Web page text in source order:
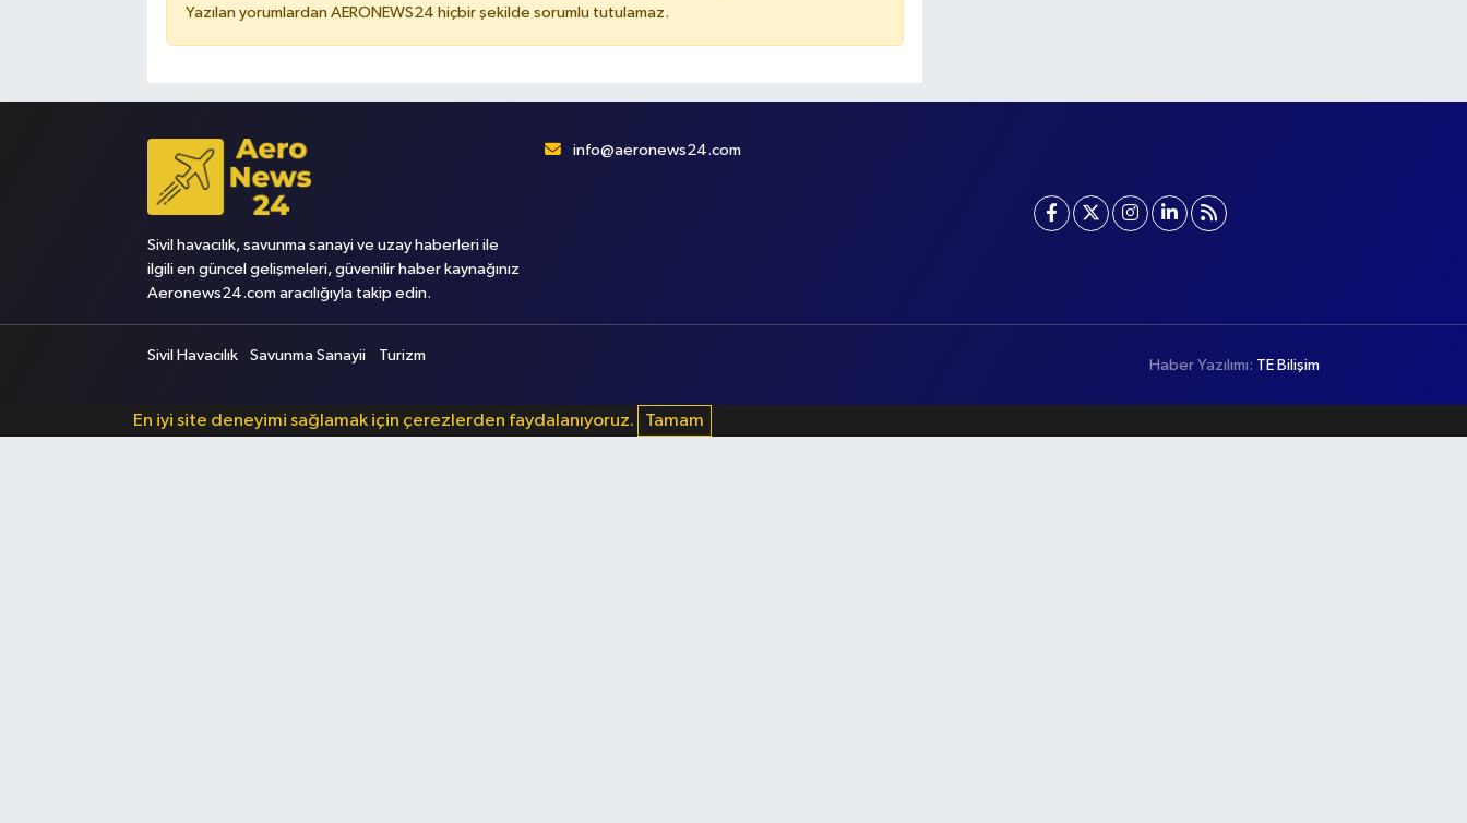
Yazılan yorumlardan AERONEWS24 hiçbir şekilde sorumlu tutulamaz.
Sivil havacılık, savunma sanayi ve uzay haberleri ile
ilgili en güncel gelişmeleri, güvenilir haber kaynağınız
Aeronews24.com aracılığıyla takip edin.
info@aeronews24.com
Sivil Havacılık Savunma Sanayii Turizm
Haber Yazılımı: TE Bilişim
En iyi site deneyimi sağlamak için çerezlerden faydalanıyoruz. Tamam